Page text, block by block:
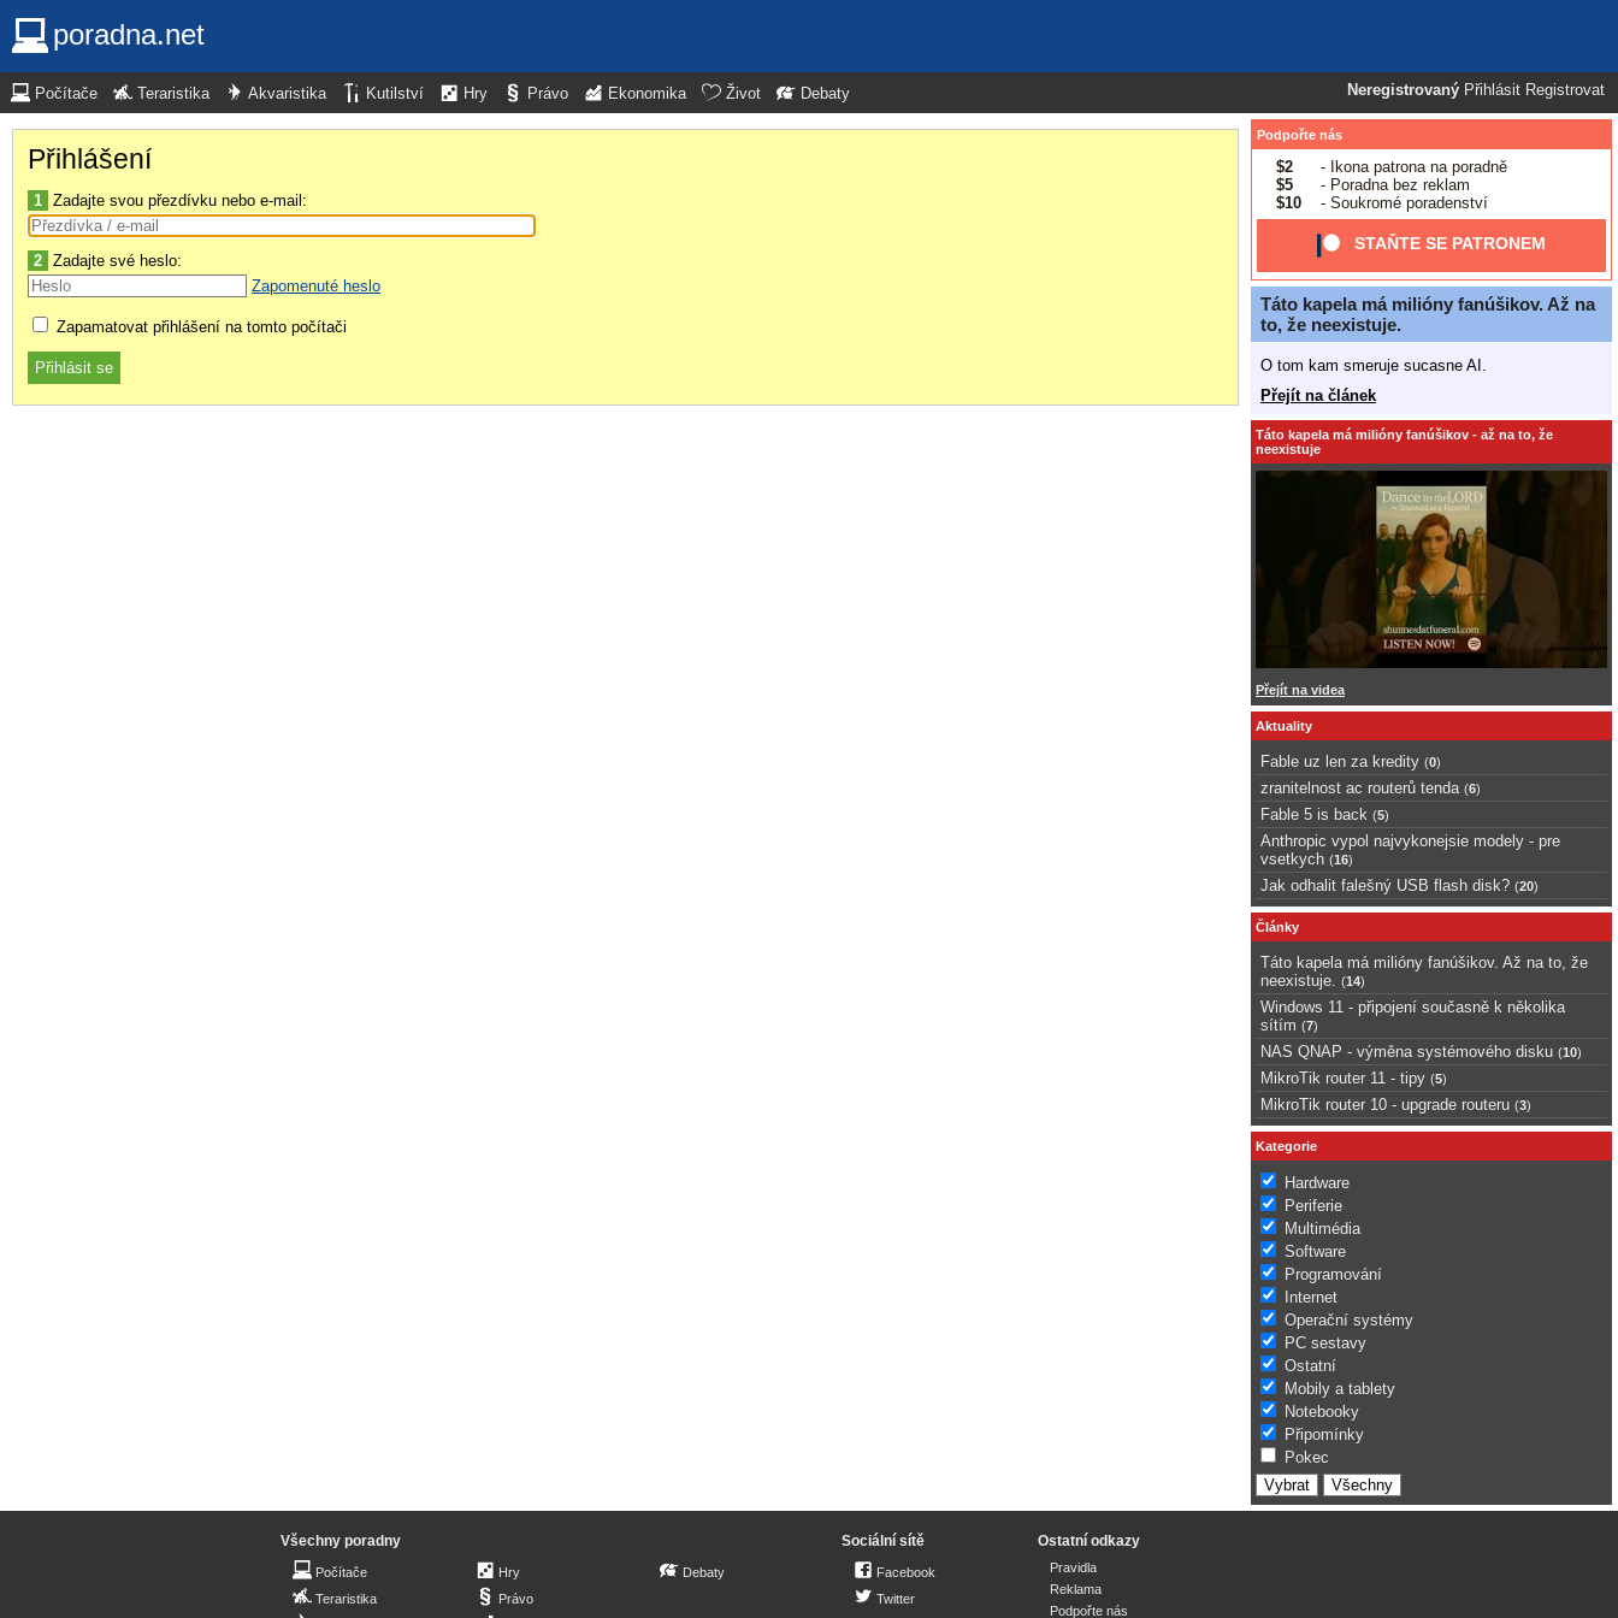
poradna.net
Neregistrovaný Přihlásit Registrovat
Počítače Teraristika Akvaristika Kutilství Hry Právo Ekonomika Život Debaty
Přihlášení
1 Zadajte svou přezdívku nebo e-mail:
2 Zadajte své heslo:
Zapomenuté heslo
Zapamatovat přihlášení na tomto počítači
Podpořte nás
$2
- Ikona patrona na poradně
$5
- Poradna bez reklam
$10
- Soukromé poradenství
STAŇTE SE PATRONEM
Táto kapela má milióny fanúšikov. Až na
to, že neexistuje.
O tom kam smeruje sucasne AI.
Přejít na článek
Táto kapela má milióny fanúšikov - až na to, že
neexistuje
Přejít na videa
Aktuality
Fable uz len za kredity (0)
zranitelnost ac routerů tenda (6)
Fable 5 is back (5)
Anthropic vypol najvykonejsie modely - pre
vsetkych (16)
Jak odhalit falešný USB flash disk? (20)
Články
Táto kapela má milióny fanúšikov. Až na to, že
neexistuje.
(14)
Windows 11 - připojení současně k několika
sítím (7)
NAS QNAP - výměna systémového disku (10)
MikroTik router 11 - tipy (5)
MikroTik router 10 - upgrade routeru (3)
Kategorie
Hardware
Periferie
Multimédia
Software
Programování
Internet
Operační systémy
PC sestavy
Ostatní
Mobily a tablety
Notebooky
Připomínky
Pokec
Všechny poradny
Počítače
Teraristika
Hry
Právo
Debaty
Sociální sítě
Facebook
Twitter
Ostatní odkazy
Pravidla
Reklama
Podpořte nás